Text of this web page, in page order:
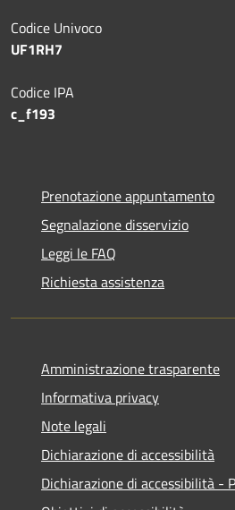
Codice Univoco
UF1RH7
Codice IPA
c_f193
Prenotazione appuntamento
Segnalazione disservizio
Leggi le FAQ
Richiesta assistenza
Amministrazione trasparente
Informativa privacy
Note legali
Dichiarazione di accessibilità
Dichiarazione di accessibilità -